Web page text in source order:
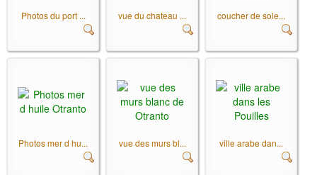
Photos du port ... vue du chateau ... coucher de sole...
Photos mer d hu... vue des murs bl... ville arabe dan...